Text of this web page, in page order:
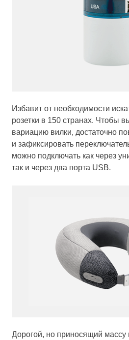
Избавит от необходимости
розетки в 150 странах. Чтобы
вариацию вилки, достаточно
и зафиксировать
можно подключать как через
так и через два порта USB.
Дорогой, но приносящий массу